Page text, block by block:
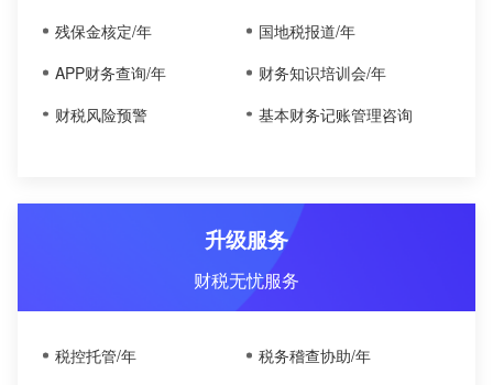
残保金核定/年
国地税报道/年
APP财务查询/年
财务知识培训会/年
财税风险预警
基本财务记账管理咨询
升级服务
财税无忧服务
税控托管/年
税务稽查协助/年